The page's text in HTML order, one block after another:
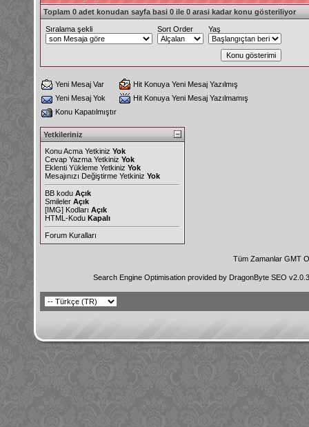
Toplam 0 adet konudan sayfa basi 0 ile 0 arasi kadar konu gösteriliyor
Sıralama şekli Sort Order Yaş
Yeni Mesaj Var
Hit Konuya Yeni Mesaj Yazılmış
Yeni Mesaj Yok
Hit Konuya Yeni Mesaj Yazılmamış
Konu Kapatılmıştır
Yetkileriniz
Konu Acma Yetkiniz Yok
Cevap Yazma Yetkiniz Yok
Eklenti Yükleme Yetkiniz Yok
Mesajınızı Değiştirme Yetkiniz Yok
BB kodu Açık
Smileler Açık
[IMG] Kodları Açık
HTML-Kodu Kapalı
Forum Kuralları
Tüm Zamanlar GMT
Search Engine Optimisation provided by DragonByte SEO